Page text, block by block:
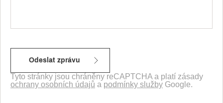
Tyto stránky jsou chráněny reCAPTCHA a platí zásady
ochrany osobních údajů a podmínky služby Google.